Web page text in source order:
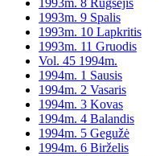
1993m. 8 Rugsėjis
1993m. 9 Spalis
1993m. 10 Lapkritis
1993m. 11 Gruodis
Vol. 45 1994m.
1994m. 1 Sausis
1994m. 2 Vasaris
1994m. 3 Kovas
1994m. 4 Balandis
1994m. 5 Gegužė
1994m. 6 Birželis